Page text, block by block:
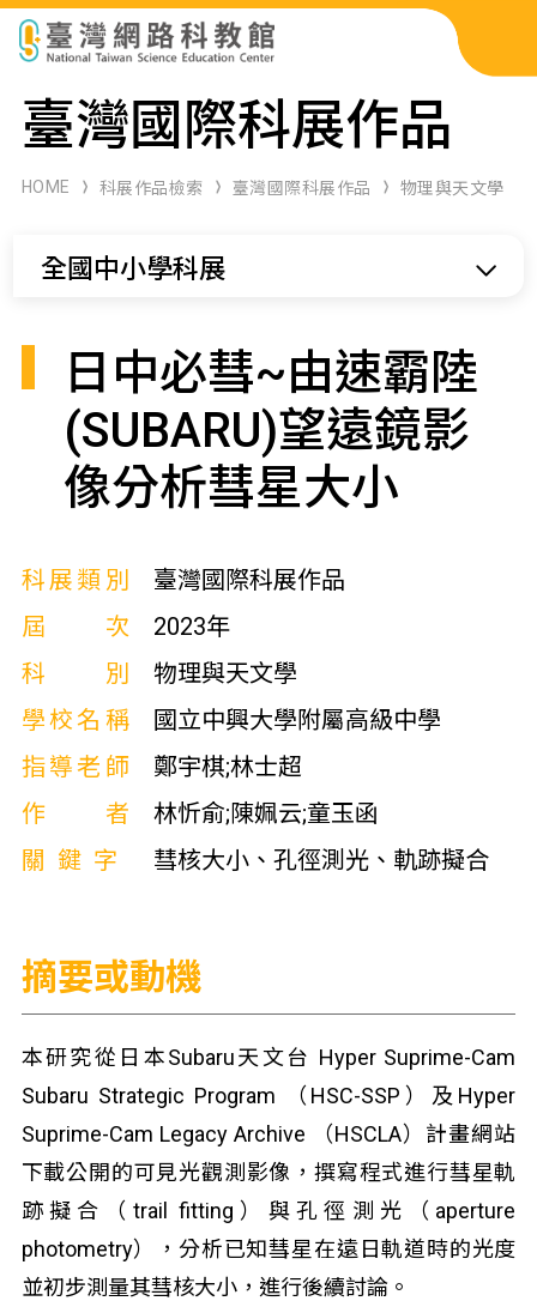
科展作品檢索
科學研習月刊
臺灣國際科展作品
HOME 科展作品檢索 臺灣國際科展作品 物理與天文學
全國中小學科展
日中必彗~由速霸陸
(SUBARU)望遠鏡影
像分析彗星大小
科展類別
臺灣國際科展作品
屆次
2023年
科別
物理與天文學
學校名稱
國立中興大學附屬高級中學
指導老師
鄭宇棋;林士超
作者
林忻俞;陳姵云;童玉函
關鍵字
彗核大小、孔徑測光、軌跡擬合
摘要或動機
本研究從日本Subaru天文台 Hyper Suprime-Cam
Subaru Strategic Program （HSC-SSP）及Hyper
Suprime-Cam Legacy Archive （HSCLA）計畫網站
下載公開的可見光觀測影像，撰寫程式進行彗星軌
跡擬合（trail fitting）與孔徑測光（aperture
photometry），分析已知彗星在遠日軌道時的光度
並初步測量其彗核大小，進行後續討論。